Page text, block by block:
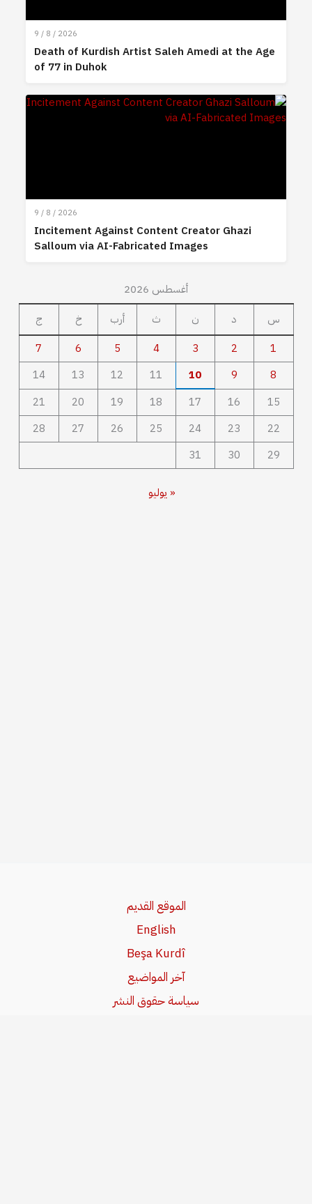
9 / 8 / 2026
Death of Kurdish Artist Saleh Amedi at the Age
of 77 in Duhok
9 / 8 / 2026
Incitement Against Content Creator Ghazi
Salloum via AI-Fabricated Images
أغسطس 2026
س
ن ث أرب خ
ج
1
2
3
4
5
6
7
8
9
10
11
12
13
14
15
16
17
18
19
20
21
22
23
24
25
26
27
28
29
30
31
« يوليو
الموقع القديم
English
Beşa Kurdî
آخر المواضيع
سياسة حقوق النشر